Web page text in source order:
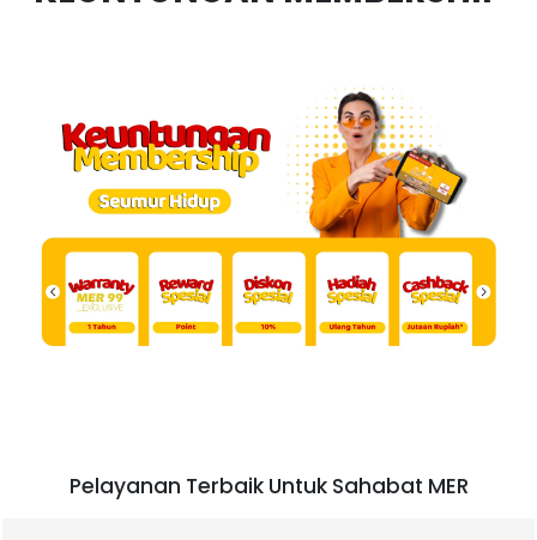
Pelayanan Terbaik Untuk Sahabat MER